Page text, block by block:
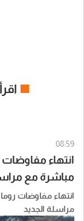
08:59
انتهاء مفاوضات
مباشرة مع
انتهاء مفاوضات
مراسلة الجديد